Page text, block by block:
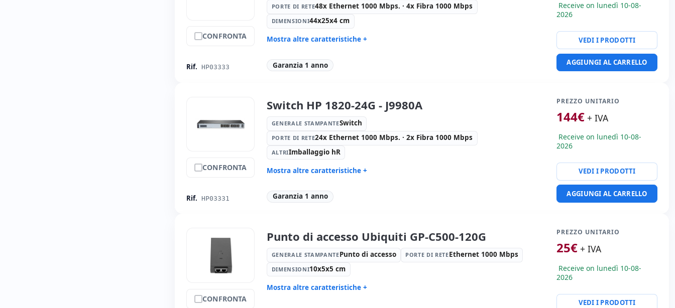
CONFRONTA
Rif. HP03333
PORTE DI RETE48x Ethernet 1000 Mbps. · 4x Fibra 1000 Mbps
DIMENSIONI44x25x4 cm
Mostra altre caratteristiche +
Garanzia 1 anno
Receive on lunedì 10-08-
2026
VEDI I PRODOTTI
AGGIUNGI AL CARRELLO
CONFRONTA
Rif. HP03331
Switch HP 1820-24G - J9980A
GENERALE STAMPANTESwitch
PORTE DI RETE24x Ethernet 1000 Mbps. · 2x Fibra 1000 Mbps
ALTRIImballaggio hR
Mostra altre caratteristiche +
Garanzia 1 anno
PREZZO UNITARIO
144€ + IVA
Receive on lunedì 10-08-
2026
VEDI I PRODOTTI
AGGIUNGI AL CARRELLO
CONFRONTA
Punto di accesso Ubiquiti GP-C500-120G
GENERALE STAMPANTEPunto di accesso PORTE DI RETEEthernet 1000 Mbps
DIMENSIONI10x5x5 cm
Mostra altre caratteristiche +
PREZZO UNITARIO
25€ + IVA
Receive on lunedì 10-08-
2026
VEDI I PRODOTTI